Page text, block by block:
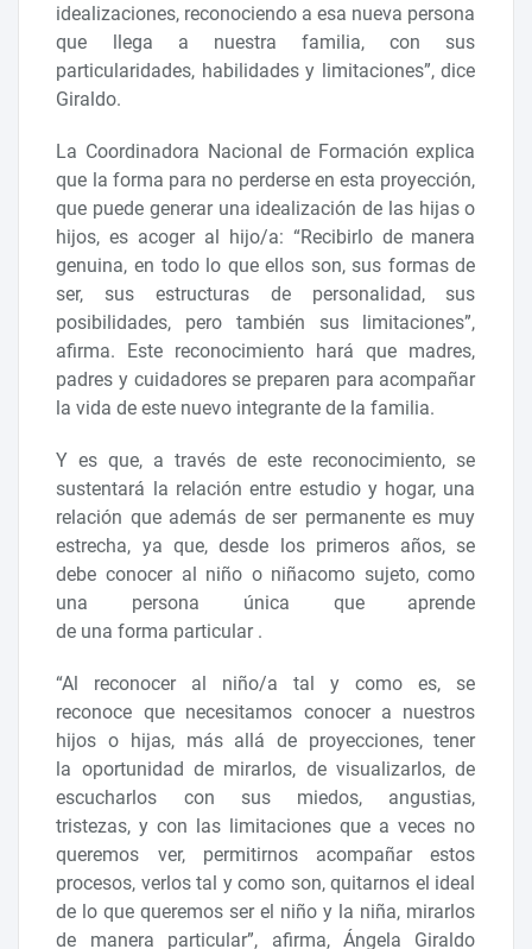
idealizaciones, reconociendo a esa nueva persona
que llega a nuestra familia, con sus
particularidades, habilidades y limitaciones”, dice
Giraldo.
La Coordinadora Nacional de Formación explica
que la forma para no perderse en esta proyección,
que puede generar una idealización de las hijas o
hijos, es acoger al hijo/a: “Recibirlo de manera
genuina, en todo lo que ellos son, sus formas de
ser, sus estructuras de personalidad, sus
posibilidades, pero también sus limitaciones”,
afirma. Este reconocimiento hará que madres,
padres y cuidadores se preparen para acompañar
la vida de este nuevo integrante de la familia.
Y es que, a través de este reconocimiento, se
sustentará la relación entre estudio y hogar, una
relación que además de ser permanente es muy
estrecha, ya que, desde los primeros años, se
debe conocer al niño o niñacomo sujeto, como
una persona única que aprende
de una forma particular .
“Al reconocer al niño/a tal y como es, se
reconoce que necesitamos conocer a nuestros
hijos o hijas, más allá de proyecciones, tener
la oportunidad de mirarlos, de visualizarlos, de
escucharlos con sus miedos, angustias,
tristezas, y con las limitaciones que a veces no
queremos ver, permitirnos acompañar estos
procesos, verlos tal y como son, quitarnos el ideal
de lo que queremos ser el niño y la niña, mirarlos
de manera particular”, afirma, Ángela Giraldo